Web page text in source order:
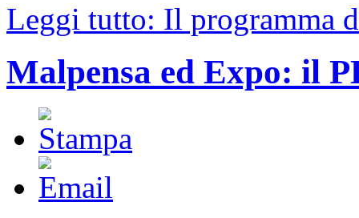
Leggi tutto: Il programma
Malpensa ed Expo: il